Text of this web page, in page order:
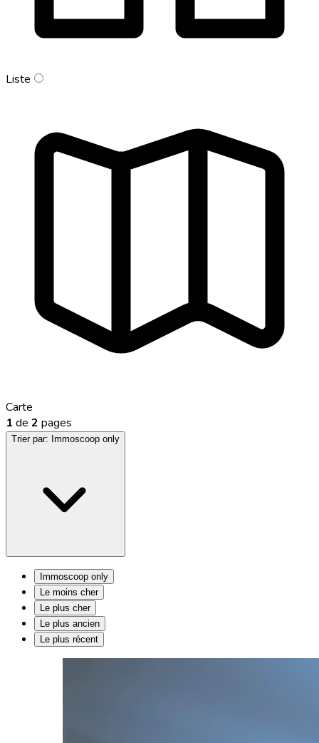
Liste
Carte
1 de 2 pages
Trier par: Immoscoop only
Immoscoop only
Le moins cher
Le plus cher
Le plus ancien
Le plus récent